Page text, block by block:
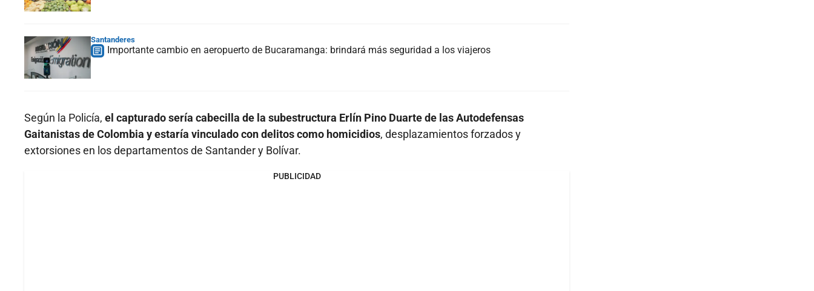
Santanderes
Importante cambio en aeropuerto de Bucaramanga: brindará más seguridad a los viajeros
Según la Policía, el capturado sería cabecilla de la subestructura Erlín Pino Duarte de las Autodefensas
Gaitanistas de Colombia y estaría vinculado con delitos como homicidios, desplazamientos forzados y
extorsiones en los departamentos de Santander y Bolívar.
PUBLICIDAD